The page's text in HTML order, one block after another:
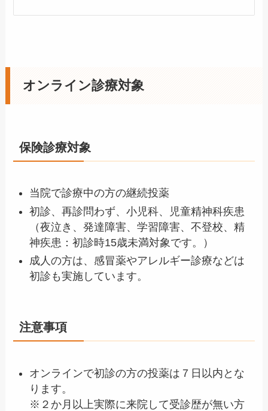
オンライン診療対象
保険診療対象
当院で診療中の方の継続投薬
初診、再診問わず、小児科、児童精神科疾患
（夜泣き、発達障害、学習障害、不登校、精
神疾患：初診時15歳未満対象です。）
成人の方は、感冒薬やアレルギー診療などは
初診も実施しています。
注意事項
オンラインで初診の方の投薬は７日以内とな
ります。
※２か月以上実際に来院して受診歴が無い方